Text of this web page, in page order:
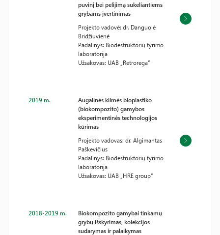
puvinį bei pelijimą sukeliantiems
grybams įvertinimas
Projekto vadovė: dr. Danguolė
Bridžiuvienė
Padalinys: Biodestruktorių tyrimo
laboratorija
Užsakovas: UAB „Retrorega“
2019 m.
Augalinės kilmės bioplastiko
(biokompozito) gamybos
eksperimentinės technologijos
kūrimas
Projekto vadovas: dr. Algimantas
Paškevičius
Padalinys: Biodestruktorių tyrimo
laboratorija
Užsakovas: UAB „HRE group“
2018-2019 m.
Biokompozito gamybai tinkamų
grybų išskyrimas, kolekcijos
sudarymas ir palaikymas